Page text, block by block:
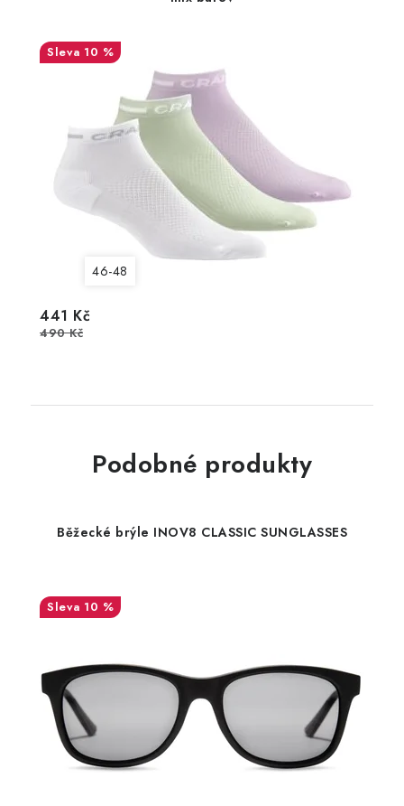
10 %
46-48
441 Kč
490 Kč
Podobné produkty
Běžecké brýle INOV8 CLASSIC SUNGLASSES
10 %